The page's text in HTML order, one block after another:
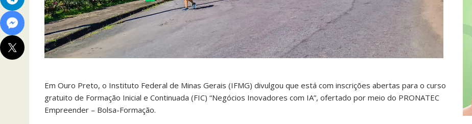
Em Ouro Preto, o Instituto Federal de Minas Gerais (IFMG) divulgou que está com inscrições abertas para o curso
gratuito de Formação Inicial e Continuada (FIC) “Negócios Inovadores com IA”, ofertado por meio do PRONATEC
Empreender – Bolsa-Formação.